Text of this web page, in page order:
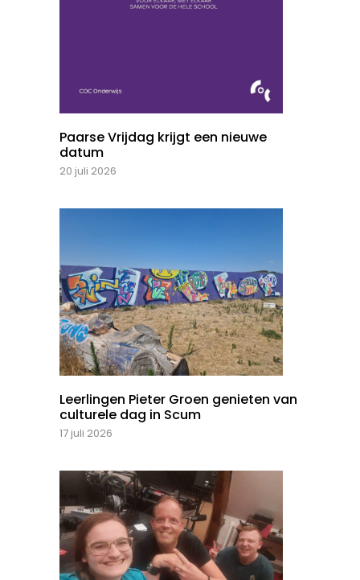
Paarse Vrijdag krijgt een nieuwe
datum
20 juli 2026
Leerlingen Pieter Groen genieten van
culturele dag in Scum
17 juli 2026